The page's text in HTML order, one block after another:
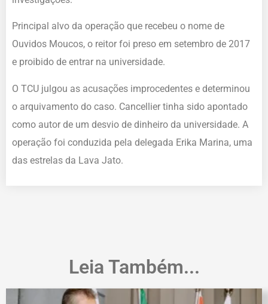
Principal alvo da operação que recebeu o nome de
Ouvidos Moucos, o reitor foi preso em setembro de 2017
e proibido de entrar na universidade.
O TCU julgou as acusações improcedentes e determinou
o arquivamento do caso. Cancellier tinha sido apontado
como autor de um desvio de dinheiro da universidade. A
operação foi conduzida pela delegada Erika Marina, uma
das estrelas da Lava Jato.
Leia Também...